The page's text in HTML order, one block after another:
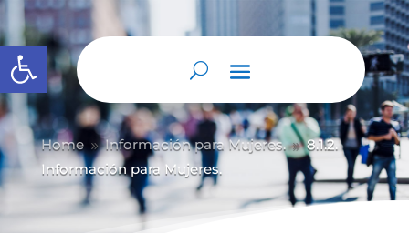
Abrir barra de herramientas
Home 9 Información para Mujeres. 9 8.1.2.
Información para Mujeres.